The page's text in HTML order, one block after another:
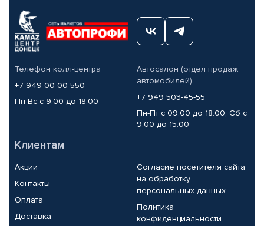
Телефон колл-центра
+7 949 00-00-550
Пн-Вс с 9.00 до 18.00
Автосалон (отдел продаж
автомобилей)
+7 949 503-45-55
Пн-Пт с 09.00 до 18.00, Сб с
9.00 до 15.00
Клиентам
Акции
Контакты
Оплата
Доставка
Согласие посетителя сайта
на обработку
персональных данных
Политика
конфиденциальности